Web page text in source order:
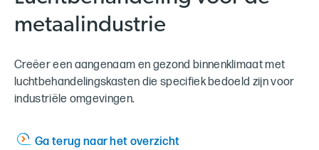
metaalindustrie
Creëer een aangenaam en gezond binnenklimaat met
luchtbehandelingskasten die specifiek bedoeld zijn voor
industriële omgevingen.
Ga terug naar het overzicht